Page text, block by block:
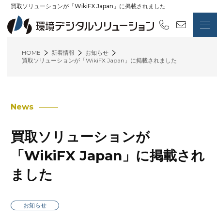
買取ソリューションが「WikiFX Japan」に掲載されました
HOME 新着情報
お知らせ
買取ソリューションが「WikiFX Japan」に掲載されました
News
買取ソリューションが
「WikiFX Japan」に掲載され
ました
お知らせ